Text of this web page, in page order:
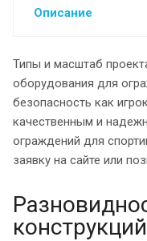
Описание
Типы и масштаб
оборудования для
безопасность как
качественным и
ограждений для
заявку на сайте или
конструкций